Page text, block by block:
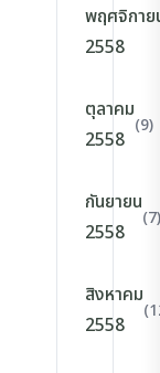
พฤศจิกาย
2558
ตุลาคม
2558
(9)
กันยายน
2558
(7)
สิงหาคม
2558